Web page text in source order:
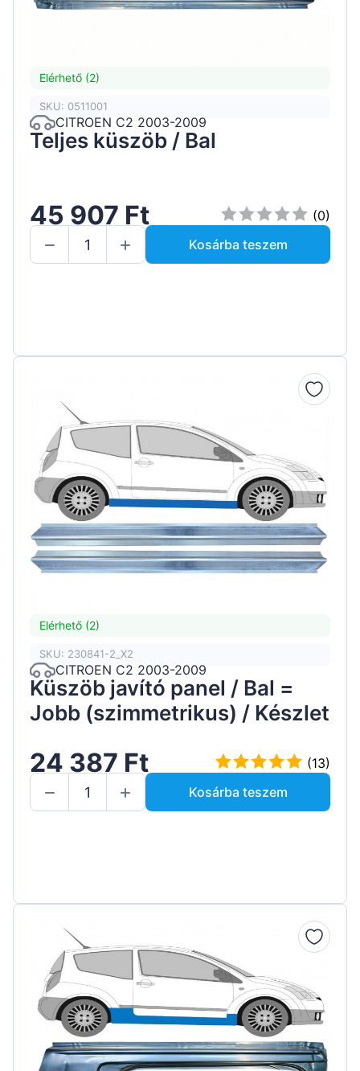
Elérhető (2)
SKU: 0511001
CITROEN C2 2003-2009
Teljes küszöb / Bal
45 907 Ft
(0)
Kosárba teszem
Elérhető (2)
SKU: 230841-2_X2
CITROEN C2 2003-2009
Küszöb javító panel / Bal =
Jobb (szimmetrikus) / Készlet
24 387 Ft
(13)
Kosárba teszem